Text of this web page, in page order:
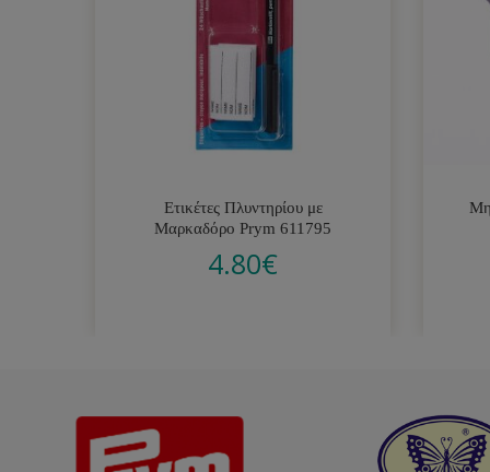
Ετικέτες Πλυντηρίου με
Μαρκαδόρο Prym 611795
4.80€